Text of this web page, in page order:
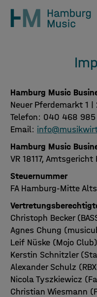
Hamburg Music
Neuer Pferdemarkt 1
Telefon: 040 468
Email:
Hamburg Music
VR 18117,
Steuernummer
FA Hamburg-Mitte
Christoph Becker
Agnes Chung
Leif Nüske (Mojo Club)
Kerstin Schnitzler
Alexander Schulz
Nicola Tyszkiewicz
Christian Wiesmann